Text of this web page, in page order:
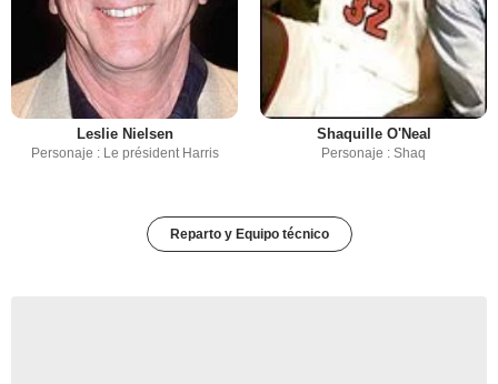
Leslie Nielsen
Personaje : Le président Harris
Shaquille O'Neal
Personaje : Shaq
Reparto y Equipo técnico